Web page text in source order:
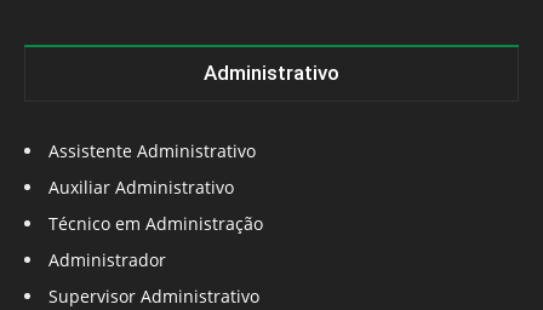
Administrativo
Assistente Administrativo
Auxiliar Administrativo
Técnico em Administração
Administrador
Supervisor Administrativo